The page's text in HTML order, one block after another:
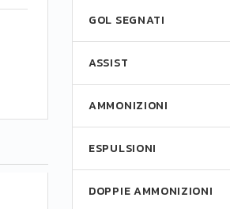
GOL SEGNATI
ASSIST
AMMONIZIONI
ESPULSIONI
DOPPIE AMMONIZIONI